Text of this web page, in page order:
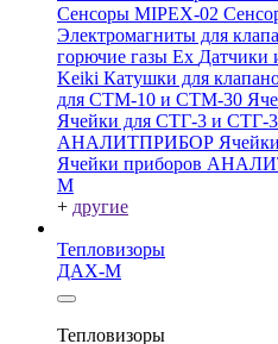
Сенсоры MIPEX-02
Электромагниты для
горючие газы Ex Датчики
Keiki Катушки для
для СТМ-10 и СТМ-30
Ячейки для СТГ-3 и СТГ-
АНАЛИТПРИБОР
Ячейки приборов
М
+ другие
Тепловизоры
ДАХ-М
Тепловизоры